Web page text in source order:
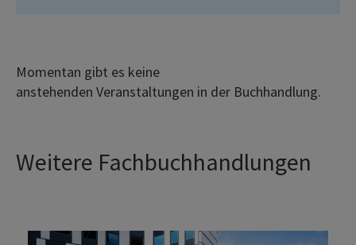
Momentan gibt es keine
anstehenden Veranstaltungen in der Buchhandlung.
Weitere Fachbuchhandlungen